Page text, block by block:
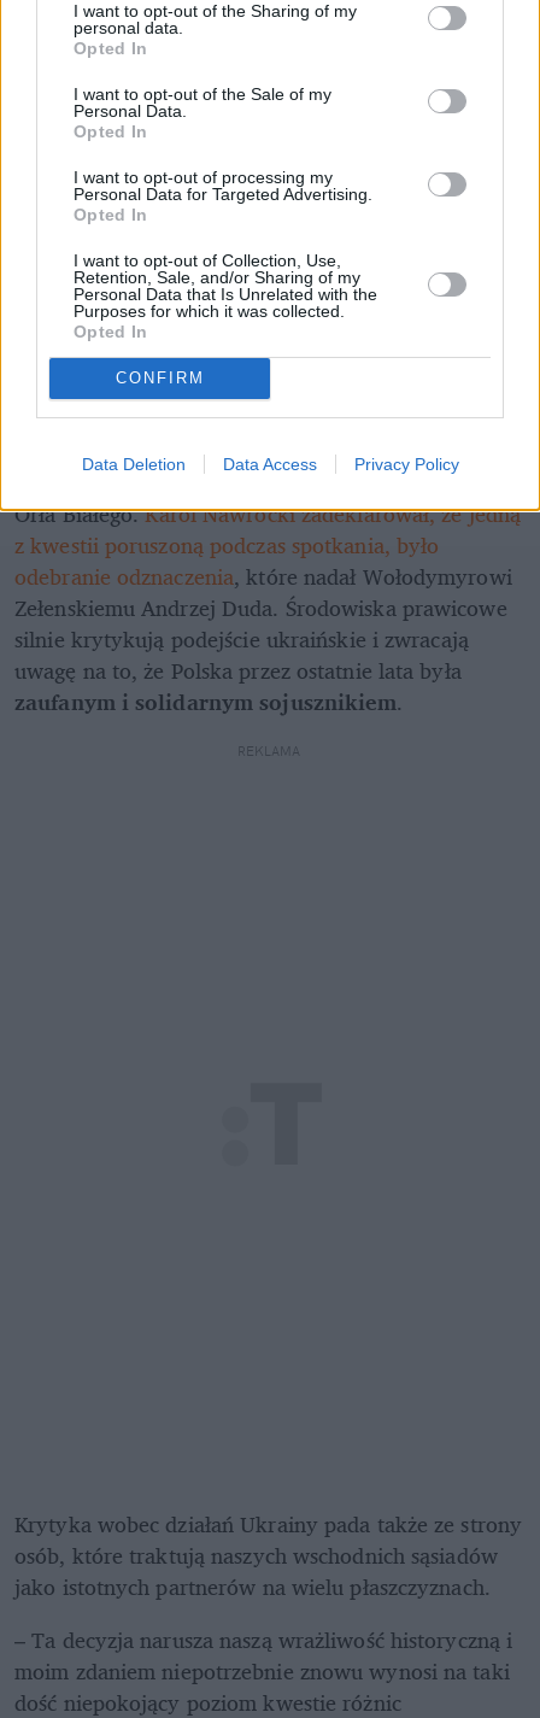
I want to opt-out of the Sharing of my
personal data.
Opted In
I want to opt-out of the Sale of my
Personal Data.
Opted In
I want to opt-out of processing my
Personal Data for Targeted Advertising.
Opted In
I want to opt-out of Collection, Use,
Retention, Sale, and/or Sharing of my
Personal Data that Is Unrelated with the
Purposes for which it was collected.
Opted In
CONFIRM
Data Deletion Data Access Privacy Policy
sondażu. Za to Czarnek wylądował na
GPS odchodzi do lamusa. Nowe
Bezczelny Pieskow ma jeden "mały"
warunek
wybrany. Nie Wasserman, nie Kmita, a
Drewnicki
8 czerwca odbędzie się posiedzenie Kapituły Orderu
Orła Białego. Karol Nawrocki zadeklarował, że jedną
z kwestii poruszoną podczas spotkania, było
odebranie odznaczenia, które nadał Wołodymyrowi
Zełenskiemu Andrzej Duda. Środowiska prawicowe
silnie krytykują podejście ukraińskie i zwracają
uwagę na to, że Polska przez ostatnie lata była
zaufanym i solidarnym sojusznikiem.
REKLAMA
Krytyka wobec działań Ukrainy pada także ze strony
osób, które traktują naszych wschodnich sąsiadów
jako istotnych partnerów na wielu płaszczyznach.
– Ta decyzja narusza naszą wrażliwość historyczną i
moim zdaniem niepotrzebnie znowu wynosi na taki
dość niepokojący poziom kwestie różnic